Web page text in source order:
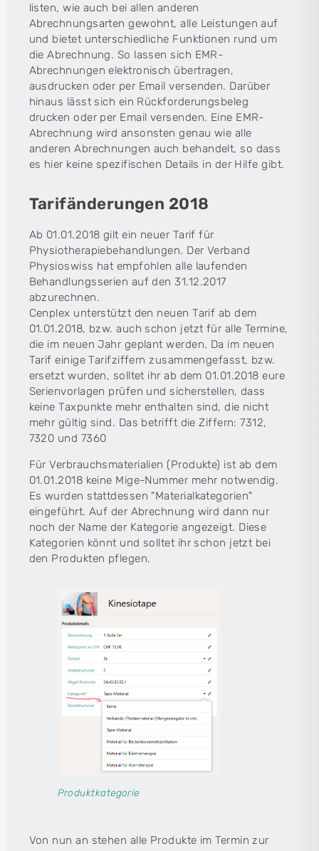
listen, wie auch bei allen anderen
Abrechnungsarten gewohnt, alle Leistungen auf
und bietet unterschiedliche Funktionen rund um
die Abrechnung. So lassen sich EMR-
Abrechnungen elektronisch übertragen,
ausdrucken oder per Email versenden. Darüber
hinaus lässt sich ein Rückforderungsbeleg
drucken oder per Email versenden. Eine EMR-
Abrechnung wird ansonsten genau wie alle
anderen Abrechnungen auch behandelt, so dass
es hier keine spezifischen Details in der Hilfe gibt.
Tarifänderungen 2018
Ab 01.01.2018 gilt ein neuer Tarif für
Physiotherapiebehandlungen. Der Verband
Physioswiss hat empfohlen alle laufenden
Behandlungsserien auf den 31.12.2017
abzurechnen.
Cenplex unterstützt den neuen Tarif ab dem
01.01.2018, bzw. auch schon jetzt für alle Termine,
die im neuen Jahr geplant werden. Da im neuen
Tarif einige Tarifziffern zusammengefasst, bzw.
ersetzt wurden, solltet ihr ab dem 01.01.2018 eure
Serienvorlagen prüfen und sicherstellen, dass
keine Taxpunkte mehr enthalten sind, die nicht
mehr gültig sind. Das betrifft die Ziffern: 7312,
7320 und 7360
Für Verbrauchsmaterialien (Produkte) ist ab dem
01.01.2018 keine Mige-Nummer mehr notwendig.
Es wurden stattdessen "Materialkategorien"
eingeführt. Auf der Abrechnung wird dann nur
noch der Name der Kategorie angezeigt. Diese
Kategorien könnt und solltet ihr schon jetzt bei
den Produkten pflegen.
Produktkategorie
Von nun an stehen alle Produkte im Termin zur